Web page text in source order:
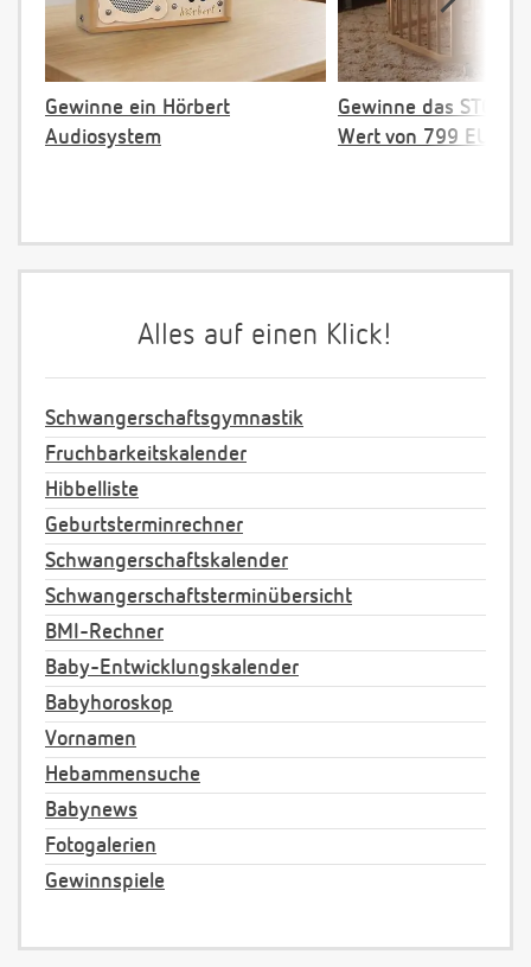
Gewinne ein Hörbert
Audiosystem
Gewinne das
Wert von 799 EUR
Alles auf einen Klick!
Schwangerschaftsgymnastik
Fruchbarkeitskalender
Hibbelliste
Geburtsterminrechner
Schwangerschaftskalender
Schwangerschaftsterminübersicht
BMI-Rechner
Baby-Entwicklungskalender
Babyhoroskop
Vornamen
Hebammensuche
Babynews
Fotogalerien
Gewinnspiele